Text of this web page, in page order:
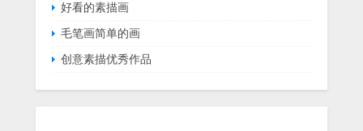
好看的素描画
毛笔画简单的画
创意素描优秀作品